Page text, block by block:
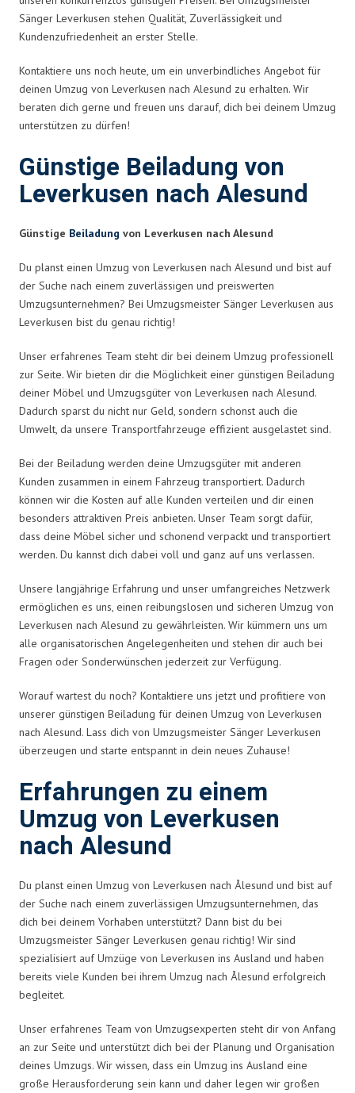
Sänger Leverkusen stehen Qualität, Zuverlässigkeit und
Kundenzufriedenheit an erster Stelle.
Kontaktiere uns noch heute, um ein unverbindliches Angebot für
deinen Umzug von Leverkusen nach Alesund zu erhalten. Wir
beraten dich gerne und freuen uns darauf, dich bei deinem Umzug
unterstützen zu dürfen!
Günstige Beiladung von
Leverkusen nach Alesund
Günstige Beiladung von Leverkusen nach Alesund
Du planst einen Umzug von Leverkusen nach Alesund und bist auf
der Suche nach einem zuverlässigen und preiswerten
Umzugsunternehmen? Bei Umzugsmeister Sänger Leverkusen aus
Leverkusen bist du genau richtig!
Unser erfahrenes Team steht dir bei deinem Umzug professionell
zur Seite. Wir bieten dir die Möglichkeit einer günstigen Beiladung
deiner Möbel und Umzugsgüter von Leverkusen nach Alesund.
Dadurch sparst du nicht nur Geld, sondern schonst auch die
Umwelt, da unsere Transportfahrzeuge effizient ausgelastet sind.
Bei der Beiladung werden deine Umzugsgüter mit anderen
Kunden zusammen in einem Fahrzeug transportiert. Dadurch
können wir die Kosten auf alle Kunden verteilen und dir einen
besonders attraktiven Preis anbieten. Unser Team sorgt dafür,
dass deine Möbel sicher und schonend verpackt und transportiert
werden. Du kannst dich dabei voll und ganz auf uns verlassen.
Unsere langjährige Erfahrung und unser umfangreiches Netzwerk
ermöglichen es uns, einen reibungslosen und sicheren Umzug von
Leverkusen nach Alesund zu gewährleisten. Wir kümmern uns um
alle organisatorischen Angelegenheiten und stehen dir auch bei
Fragen oder Sonderwünschen jederzeit zur Verfügung.
Worauf wartest du noch? Kontaktiere uns jetzt und profitiere von
unserer günstigen Beiladung für deinen Umzug von Leverkusen
nach Alesund. Lass dich von Umzugsmeister Sänger Leverkusen
überzeugen und starte entspannt in dein neues Zuhause!
Erfahrungen zu einem
Umzug von Leverkusen
nach Alesund
Du planst einen Umzug von Leverkusen nach Ålesund und bist auf
der Suche nach einem zuverlässigen Umzugsunternehmen, das
dich bei deinem Vorhaben unterstützt? Dann bist du bei
Umzugsmeister Sänger Leverkusen genau richtig! Wir sind
spezialisiert auf Umzüge von Leverkusen ins Ausland und haben
bereits viele Kunden bei ihrem Umzug nach Ålesund erfolgreich
begleitet.
Unser erfahrenes Team von Umzugsexperten steht dir von Anfang
an zur Seite und unterstützt dich bei der Planung und Organisation
deines Umzugs. Wir wissen, dass ein Umzug ins Ausland eine
große Herausforderung sein kann und daher legen wir großen